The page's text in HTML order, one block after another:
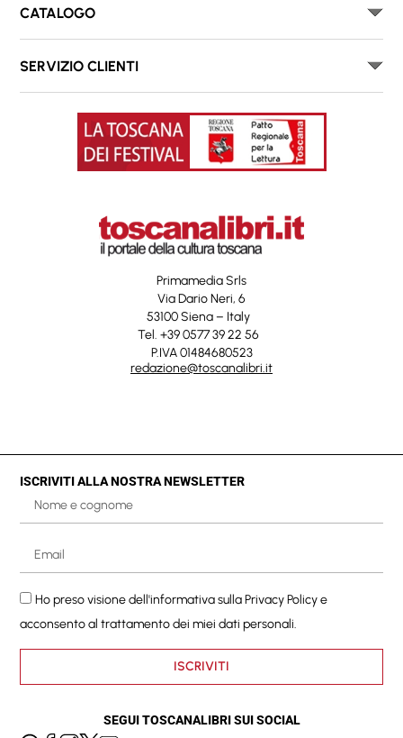
CATALOGO
SERVIZIO CLIENTI
Primamedia Srls
Via Dario Neri, 6
53100 Siena – Italy
Tel. +39 0577 39 22 56
P.IVA 01484680523
redazione@toscanalibri.it
ISCRIVITI ALLA NOSTRA NEWSLETTER
Ho preso visione dell'informativa sullaPrivacy Policye
acconsento al trattamento dei miei dati personali.
ISCRIVITI
SEGUI TOSCANALIBRI SUI SOCIAL